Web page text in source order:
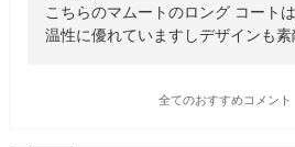
こちらのマムートのロング コート
温性に優れていますしデザインも素
全てのおすすめコメント